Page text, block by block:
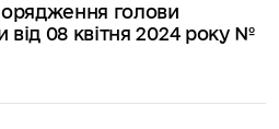
голови
від 08 квітня 2024 року №